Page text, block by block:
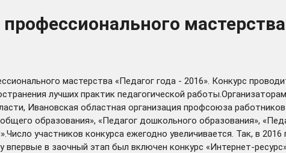
мастерства «Педагог года - 2016». Конкурс
лучших практик педагогической
Ивановская областная организация профсоюза
образования», «Педагог дошкольного образования»,
участников конкурса ежегодно увеличивается. Так, в 2016
впервые в заочный этап был включен конкурс «Интернет-